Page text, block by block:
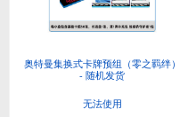
奥特曼集换式卡牌预组（零之羁绊）
- 随机发货
无法使用